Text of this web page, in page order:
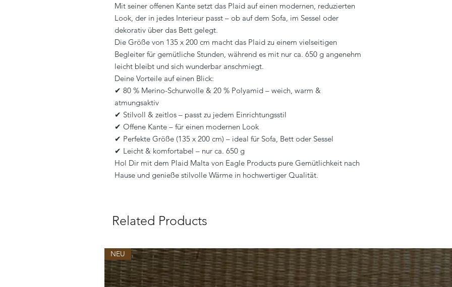
Mit seiner offenen Kante setzt das Plaid auf einen modernen, reduzierten
Look, der in jedes Interieur passt – ob auf dem Sofa, im Sessel oder
dekorativ über das Bett gelegt.
Die Größe von 135 x 200 cm macht das Plaid zu einem vielseitigen
Begleiter für gemütliche Stunden, während es mit nur ca. 650 g angenehm
leicht bleibt und sich wunderbar anschmiegt.
Deine Vorteile auf einen Blick:
✔ 80 % Merino-Schurwolle & 20 % Polyamid – weich, warm &
atmungsaktiv
✔ Stilvoll & zeitlos – passt zu jedem Einrichtungsstil
✔ Offene Kante – für einen modernen Look
✔ Perfekte Größe (135 x 200 cm) – ideal für Sofa, Bett oder Sessel
✔ Leicht & komfortabel – nur ca. 650 g
Hol Dir mit dem Plaid Malta von Eagle Products pure Gemütlichkeit nach
Hause und genieße stilvolle Wärme in hochwertiger Qualität.
Related Products
NEU